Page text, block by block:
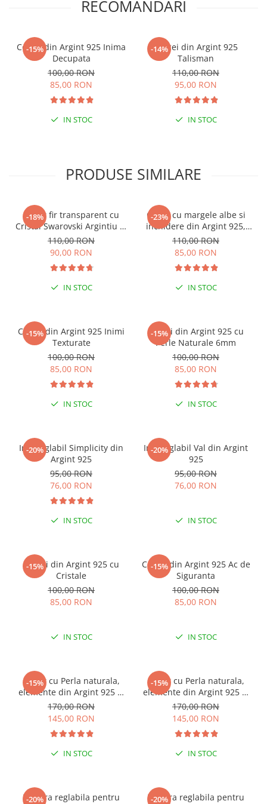
RECOMANDARI
-15%
Cercei din Argint 925 Inima
Decupata
100,00 RON
85,00 RON
IN STOC
-14%
Cercei din Argint 925
Talisman
110,00 RON
95,00 RON
IN STOC
PRODUSE SIMILARE
-18%
Colier fir transparent cu
Cristal Swarovski Argintiu in
Caseta din Argint 925
110,00 RON
90,00 RON
IN STOC
-23%
Colier cu margele albe si
inchidere din Argint 925,
reglabil 38-41 cm
110,00 RON
85,00 RON
IN STOC
-15%
Cercei din Argint 925 Inimi
Texturate
100,00 RON
85,00 RON
IN STOC
-15%
Cercei din Argint 925 cu
Perle Naturale 6mm
100,00 RON
85,00 RON
IN STOC
-20%
Inel reglabil Simplicity din
Argint 925
95,00 RON
76,00 RON
IN STOC
-20%
Inel reglabil Val din Argint
925
95,00 RON
76,00 RON
IN STOC
-15%
Cercei din Argint 925 cu
Cristale
100,00 RON
85,00 RON
IN STOC
-15%
Cercei din Argint 925 Ac de
Siguranta
100,00 RON
85,00 RON
IN STOC
-15%
Colier cu Perla naturala,
elemente din Argint 925 si
margele Miyuki, multicolor
170,00 RON
145,00 RON
IN STOC
-15%
Colier cu Perla naturala,
elemente din Argint 925 si
margele Miyuki, verde/kiwi
170,00 RON
145,00 RON
IN STOC
-20%
Bratara reglabila pentru
-20%
Bratara reglabila pentru